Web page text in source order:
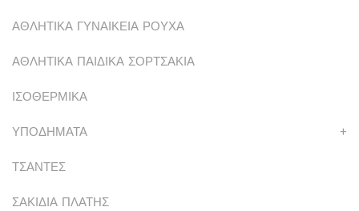
ΑΘΛΗΤΙΚΑ ΓΥΝΑΙΚΕΙΑ ΡΟΥΧΑ
ΑΘΛΗΤΙΚΑ ΠΑΙΔΙΚΑ ΣΟΡΤΣΑΚΙΑ
ΙΣΟΘΕΡΜΙΚΑ
ΥΠΟΔΗΜΑΤΑ +
ΤΣΑΝΤΕΣ
ΣΑΚΙΔΙΑ ΠΛΑΤΗΣ